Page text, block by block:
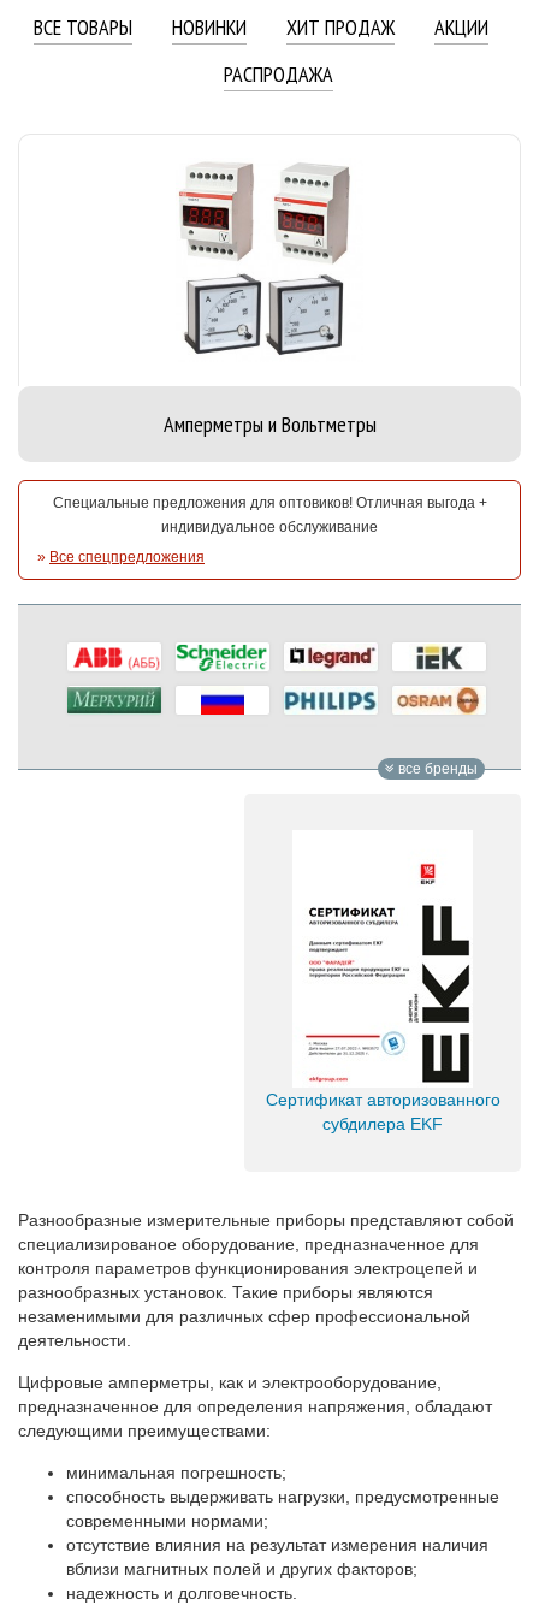
ВСЕ ТОВАРЫ НОВИНКИ ХИТ ПРОДАЖ
АКЦИИ
РАСПРОДАЖА
Амперметры и Вольтметры
Специальные предложения для оптовиков! Отличная выгода +
индивидуальное обслуживание
» Все спецпредложения
все бренды
Сертификат авторизованного
субдилера EKF
Разнообразные измерительные приборы представляют собой
специализированое оборудование, предназначенное для
контроля параметров функционирования электроцепей и
разнообразных установок. Такие приборы являются
незаменимыми для различных сфер профессиональной
деятельности.
Цифровые амперметры, как и электрооборудование,
предназначенное для определения напряжения, обладают
следующими преимуществами:
минимальная погрешность;
способность выдерживать нагрузки, предусмотренные
современными нормами;
отсутствие влияния на результат измерения наличия
вблизи магнитных полей и других факторов;
​надежность и долговечность.